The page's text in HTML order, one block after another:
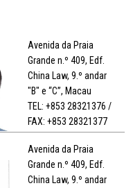
Avenida da Praia
Grande n.º 409, Edf.
China Law, 9.º andar
"B" e “C”, Macau
TEL: +853 28321376 /
FAX: +853 28321377
Avenida da Praia
Grande n.º 409, Edf.
China Law, 9.º andar